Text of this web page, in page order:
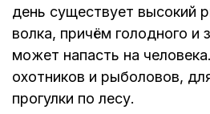
день существует высокий
волка, причём голодного и
может напасть на
охотников и рыболовов,
прогулки по лесу.